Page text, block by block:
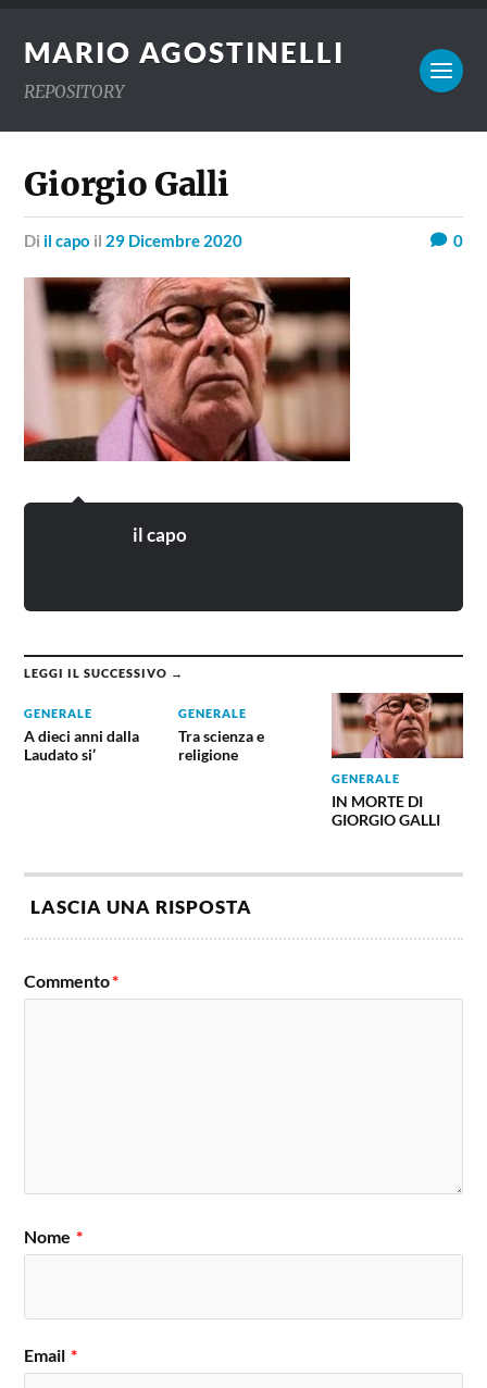
MARIO AGOSTINELLI
REPOSITORY
Giorgio Galli
di il capo il 29 Dicembre 2020 0
il capo
LEGGI IL SUCCESSIVO →
GENERALE
A dieci anni dalla
Laudato si’
GENERALE
Tra scienza e
religione
GENERALE
IN MORTE DI
GIORGIO GALLI
LASCIA UNA RISPOSTA
Commento*
Nome *
Email *